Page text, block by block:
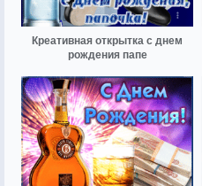
Креативная открытка с днем
рождения папе